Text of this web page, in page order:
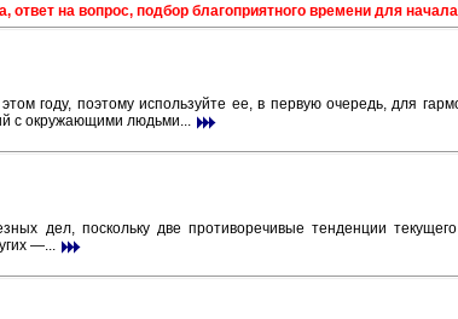
на вопрос, подбор благоприятного времени для
году, поэтому используйте ее, в первую очередь, для
с окружающими людьми...
дел, поскольку две противоречивые тенденции
—...